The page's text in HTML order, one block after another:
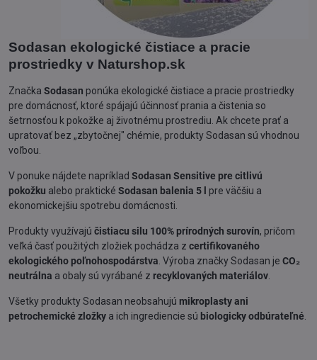
Sodasan ekologické čistiace a pracie
prostriedky v Naturshop.sk
Značka Sodasan ponúka ekologické čistiace a pracie prostriedky
pre domácnosť, ktoré spájajú účinnosť prania a čistenia so
šetrnosťou k pokožke aj životnému prostrediu. Ak chcete prať a
upratovať bez „zbytočnej" chémie, produkty Sodasan sú vhodnou
voľbou.
V ponuke nájdete napríklad Sodasan Sensitive pre citlivú
pokožku alebo praktické Sodasan balenia 5 l
pre väčšiu a
ekonomickejšiu spotrebu domácnosti.
Produkty využívajú čistiacu silu 100% prírodných surovín, pričom
veľká časť použitých zložiek pochádza z certifikovaného
ekologického poľnohospodárstva . Výroba značky Sodasan je CO₂
neutrálna a obaly sú vyrábané z recyklovaných materiálov
Všetky produkty Sodasan neobsahujú mikroplasty ani
petrochemické zložky a ich ingrediencie sú biologicky odbúrateľné